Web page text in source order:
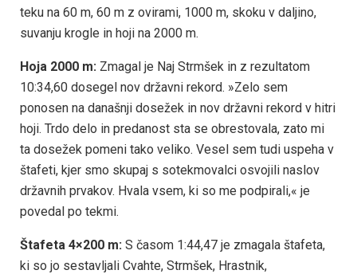
teku na 60 m, 60 m z ovirami, 1000 m, skoku v daljino,
suvanju krogle in hoji na 2000 m.
Hoja 2000 m: Zmagal je Naj Strmšek in z rezultatom
10:34,60 dosegel nov državni rekord. »Zelo sem
ponosen na današnji dosežek in nov državni rekord v hitri
hoji. Trdo delo in predanost sta se obrestovala, zato mi
ta dosežek pomeni tako veliko. Vesel sem tudi uspeha v
štafeti, kjer smo skupaj s sotekmovalci osvojili naslov
državnih prvakov. Hvala vsem, ki so me podpirali,« je
povedal po tekmi.
Štafeta 4×200 m: S časom 1:44,47 je zmagala štafeta,
ki so jo sestavljali Cvahte, Strmšek, Hrastnik,